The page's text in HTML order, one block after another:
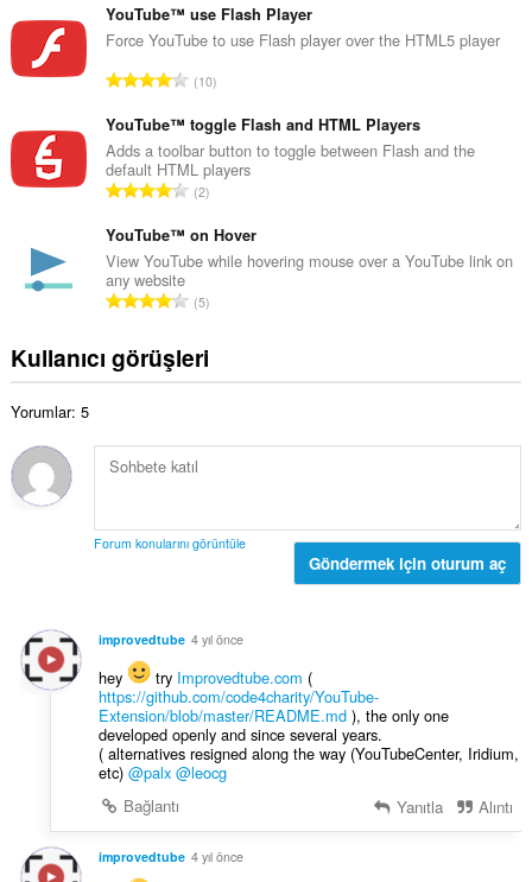
y
s
a
y
ı
s
ı
:
p
l
m
y
s
a
y
ı
s
:
YouTube™ use Flash Player
Force YouTube to use Flash player over the HTML5 player
T
p
l
a
m
y
s
a
y
s
ı
10
YouTube™ toggle Flash and HTML Players
Adds a toolbar button to toggle between Flash and the
default HTML players
T
p
l
m
y
s
ı
s
2
YouTube™ on Hover
View YouTube while hovering mouse over a YouTube link on
any website
T
p
l
o
y
y
5
Kullanıcı görüşleri
Yorumlar: 5
Forum konularını görüntüle
Göndermek için oturum aç
improvedtube 4 yıl önce
hey try Improvedtube.com (
https://github.com/code4charity/YouTube-
Extension/blob/master/README.md), the only one
developed openly and since several years.
( alternatives resigned along the way (YouTubeCenter, Iridium,
etc) @palx @leocg
Bağlantı
Yanıtla Alıntı
improvedtube 4 yıl önce